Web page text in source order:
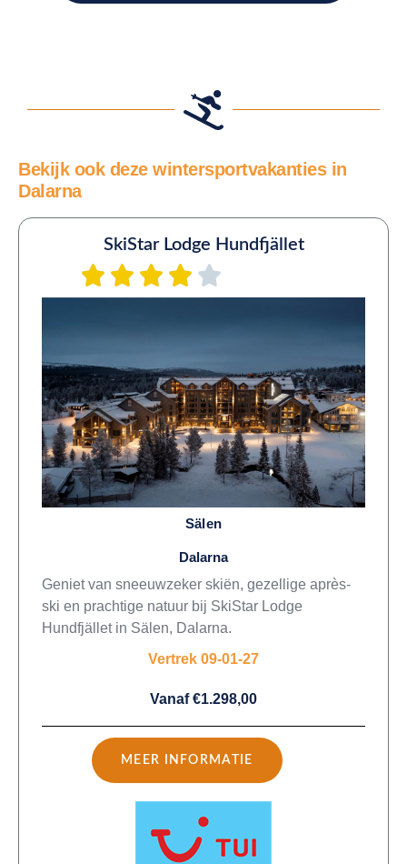
Bekijk ook deze wintersportvakanties in
Dalarna
SkiStar Lodge Hundfjället
Sälen
Dalarna
Geniet van sneeuwzeker skiën, gezellige après-
ski en prachtige natuur bij SkiStar Lodge
Hundfjället in Sälen, Dalarna.
Vertrek 09-01-27
Vanaf €1.298,00
MEER INFORMATIE